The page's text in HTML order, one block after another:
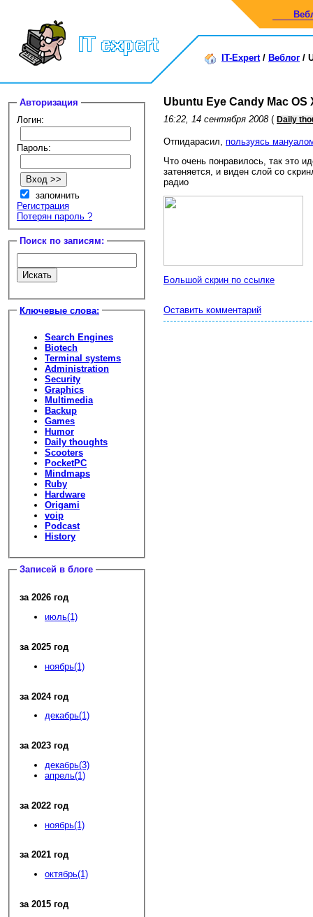
IT-Expert/ Веблог /
Авторизация
Логин:
Пароль:
запомнить
Регистрация
Потерян пароль ?
Поиск по записям:
Ключевые слова:
Search Engines
Biotech
Terminal systems
Administration
Security
Graphics
Multimedia
Backup
Games
Humor
Daily thoughts
Scooters
PocketPC
Mindmaps
Ruby
Hardware
Origami
voip
Podcast
History
Записей в блоге
за 2026 год
июль(1)
за 2025 год
ноябрь(1)
за 2024 год
декабрь(1)
за 2023 год
декабрь(3)
апрель(1)
за 2022 год
ноябрь(1)
за 2021 год
октябрь(1)
за 2015 год
Ubuntu Eye Candy Mac OS
16:22, 14 сентября 2008 ( Daily
Отпидарасил, пользуясь
Что очень понравилось, так это
затеняется, и виден слой со
радио
Большой скрин по ссылке
Оставить комментарий